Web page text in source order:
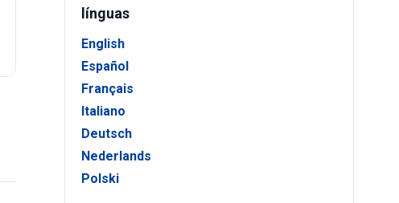
línguas
English
Español
Français
Italiano
Deutsch
Nederlands
Polski